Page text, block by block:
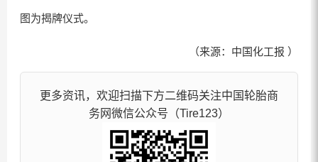
图为揭牌仪式。
（来源：中国化工报 ）
更多资讯，欢迎扫描下方二维码关注中国轮胎商
务网微信公众号（Tire123）